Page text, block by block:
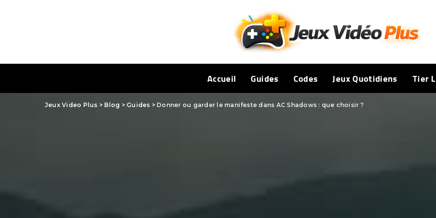
Accueil Guides Codes Jeux Quotidiens Tier
Jeux Video Plus > Blog > Guides > Donner ou garder le manifeste dans AC Shadows : que choisir ?